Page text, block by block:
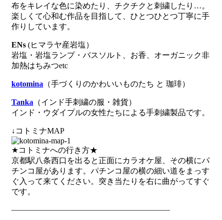
布をキレイな色に染めたり、チクチクと刺繍したり…。
楽しくて心和む作品を目指して、ひとつひとつ丁寧に手
作りしています。
ENs (ヒマラヤ産岩塩）
岩塩・岩塩ランプ・バスソルト、お香、オーガニック非
加熱はちみつetc
kotomina （手づくりのかわいいものたち と 珈琲）
Tanka （インド手刺繍の服・雑貨）
インド・ウダイプルの女性たちによる手刺繍製品です。
↓コトミナMAP
★コトミナへの行き方★
京都駅八条西口を出ると正面にカラオケ屋、その横にパ
チンコ屋があります。パチンコ屋の横の細い道をまっす
ぐ入って来てください。突き当たりを右に曲がってすぐ
です。
————————————————————